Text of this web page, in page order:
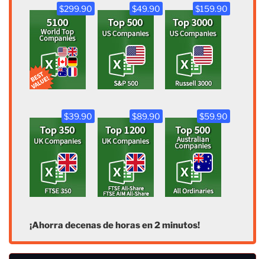
$299.90 $49.90 $159.90
$39.90 $89.90 $59.90
¡Ahorra decenas de horas en 2 minutos!